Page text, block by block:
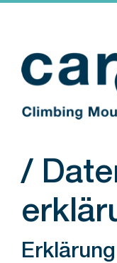
springen
Kontakt
Jetzt
/